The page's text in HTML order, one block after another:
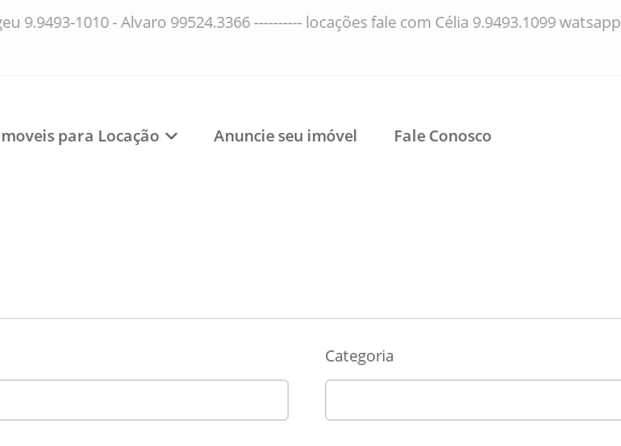
9.9493-1010 - Alvaro 99524.3366 ---------- locações fale com Célia 9.9493.1099 watsapp
para Locação Anuncie seu imóvel Fale Conosco
Categoria